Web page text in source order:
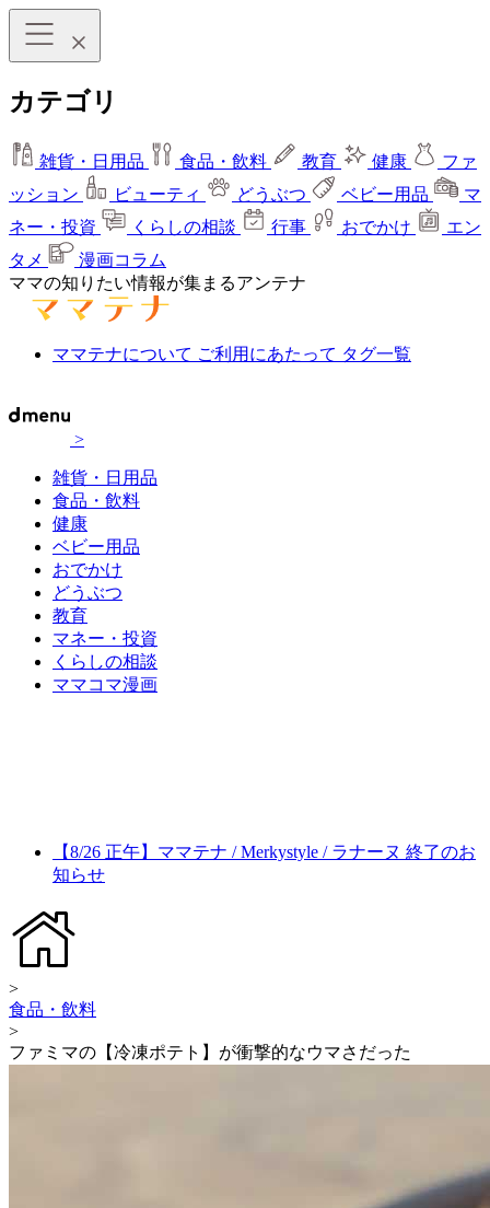
カテゴリ
雑貨・日用品 食品・飲料 教育 健康
ファ
ッション
ビューティ どうぶつ ベビー用品
マ
ネー・投資
くらしの相談 行事 おでかけ
エン
タメ
漫画コラム
ママの知りたい情報が集まるアンテナ
ママテナについて ご利用にあたって タグ一覧
>
雑貨・日用品
食品・飲料
健康
ベビー用品
おでかけ
どうぶつ
教育
マネー・投資
くらしの相談
ママコマ漫画
【8/26 正午】ママテナ / Merkystyle / ラナーヌ 終了のお
知らせ
>
食品・飲料
>
ファミマの【冷凍ポテト】が衝撃的なウマさだった